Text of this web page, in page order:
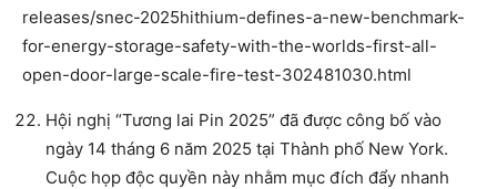
releases/snec-2025hithium-defines-a-new-benchmark-
for-energy-storage-safety-with-the-worlds-first-all-
open-door-large-scale-fire-test-302481030.html
Hội nghị “Tương lai Pin 2025” đã được công bố vào
ngày 14 tháng 6 năm 2025 tại Thành phố New York.
Cuộc họp độc quyền này nhằm mục đích đẩy nhanh